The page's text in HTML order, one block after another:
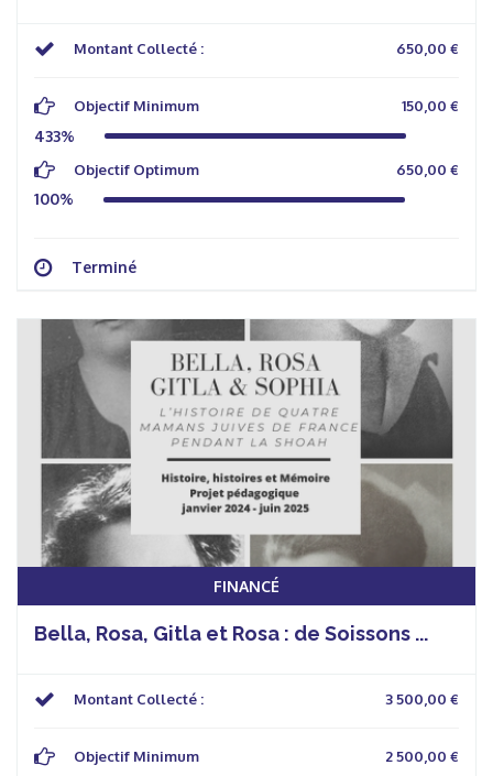
Montant Collecté : 650,00 €
Objectif Minimum 150,00 €
433%
Objectif Optimum 650,00 €
100%
Terminé
FINANCÉ
Bella, Rosa, Gitla et Rosa : de Soissons ...
Montant Collecté : 3 500,00 €
Objectif Minimum 2 500,00 €